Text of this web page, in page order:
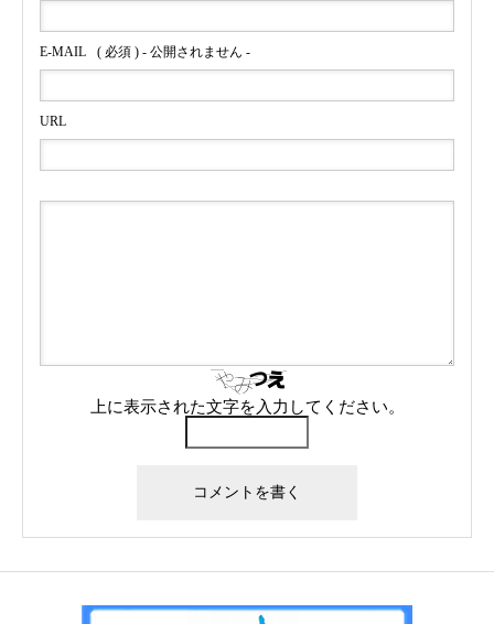
E-MAIL ( 必須 ) - 公開されません -
URL
上に表示された文字を入力してください。